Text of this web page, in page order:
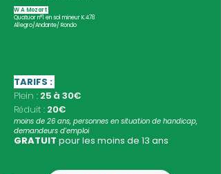
W A Mozart
Quatuor n°1 en sol mineur K.478
Allegro/Andante/ Rondo
TARIFS :
Plein : 25 à 30€
Réduit : 20€
moins de 26 ans, personnes en situation de handicap,
demandeurs d'emploi
GRATUIT pour les moins de 13 ans